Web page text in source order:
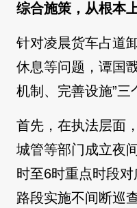
综合施策，从根本
针对凌晨货车占道
休息等问题，谭国
机制、完善设施”三
首先，在执法层面
城管等部门成立夜
时至6时重点时段
路段实施不间断巡